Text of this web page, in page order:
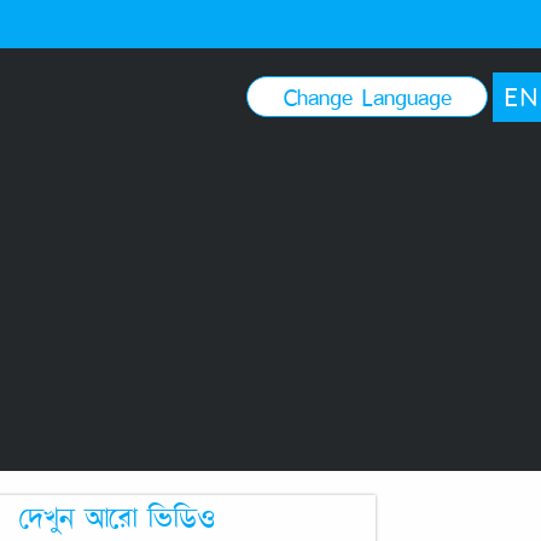
Change Language EN
দেখুন আরো ভিডিও